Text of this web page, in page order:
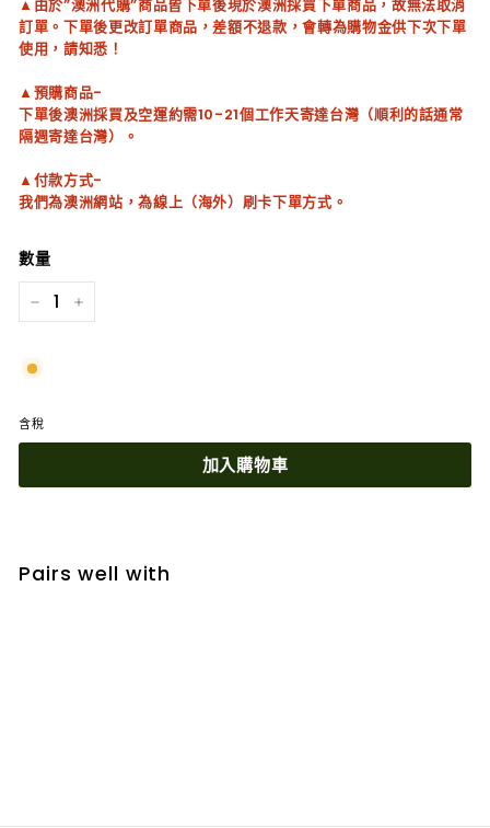
▲由於”澳洲代購”商品皆下單後現於澳洲採買下單商品，故無法取消
訂單。下單後更改訂單商品，差額不退款，會轉為購物金供下次下單
使用，請知悉！
▲預購商品-
下單後澳洲採買及空運約需10-21個工作天寄達台灣（順利的話通常
隔週寄達台灣）。
▲付款方式-
我們為澳洲網站，為線上（海外）刷卡下單方式。
數量
+
含稅
加入購物車
Pairs well with